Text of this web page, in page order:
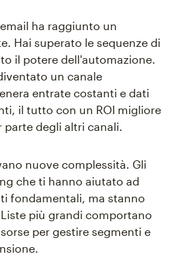
ha raggiunto un
Hai superato le sequenze di
il potere dell'automazione.
un canale
entrate costanti e dati
il tutto con un ROI migliore
degli altri canali.
nuove complessità. Gli
che ti hanno aiutato ad
fondamentali, ma stanno
più grandi comportano
per gestire segmenti e